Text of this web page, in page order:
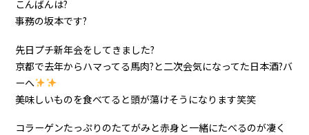
こんばんは?
事務の坂本です?
先日プチ新年会をしてきました?
京都で去年からハマってる馬肉?と二次会気になってた日本酒?バ
ーへ
美味しいものを食べてると頭が蕩けそうになります笑笑
コラーゲンたっぷりのたてがみと赤身と一緒にたべるのが凄く